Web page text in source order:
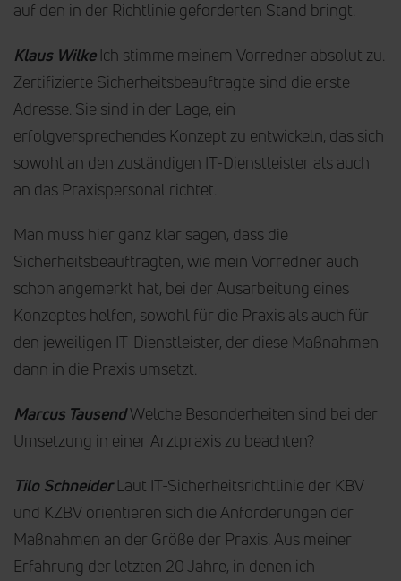
auf den in der Richtlinie geforderten Stand bringt.
Klaus WilkeIch stimme meinem Vorredner absolut zu.
Zertifizierte Sicherheitsbeauftragte sind die erste
Adresse. Sie sind in der Lage, ein
erfolgversprechendes Konzept zu entwickeln, das sich
sowohl an den zuständigen IT-Dienstleister als auch
an das Praxispersonal richtet.
Man muss hier ganz klar sagen, dass die
Sicherheitsbeauftragten, wie mein Vorredner auch
schon angemerkt hat, bei der Ausarbeitung eines
Konzeptes helfen, sowohl für die Praxis als auch für
den jeweiligen IT-Dienstleister, der diese Maßnahmen
dann in die Praxis umsetzt.
Marcus TausendWelche Besonderheiten sind bei der
Umsetzung in einer Arztpraxis zu beachten?
Tilo SchneiderLaut IT-Sicherheitsrichtlinie der KBV
und KZBV orientieren sich die Anforderungen der
Maßnahmen an der Größe der Praxis. Aus meiner
Erfahrung der letzten 20 Jahre, in denen ich